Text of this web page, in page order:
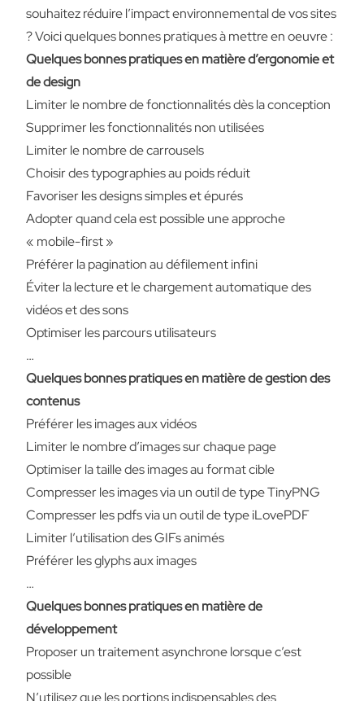
souhaitez réduire l’impact environnemental de vos sites
? Voici quelques bonnes pratiques à mettre en oeuvre :
Quelques bonnes pratiques en matière d’ergonomie et
de design
Limiter le nombre de fonctionnalités dès la conception
Supprimer les fonctionnalités non utilisées
Limiter le nombre de carrousels
Choisir des typographies au poids réduit
Favoriser les designs simples et épurés
Adopter quand cela est possible une approche
« mobile-first »
Préférer la pagination au défilement infini
Éviter la lecture et le chargement automatique des
vidéos et des sons
Optimiser les parcours utilisateurs
…
Quelques bonnes pratiques en matière de gestion des
contenus
Préférer les images aux vidéos
Limiter le nombre d’images sur chaque page
Optimiser la taille des images au format cible
Compresser les images via un outil de typeTinyPNG
Compresser les pdfs via un outil de typeiLovePDF
Limiter l’utilisation des GIFs animés
Préférer les glyphs aux images
…
Quelques bonnes pratiques en matière de
développement
Proposer un traitement asynchrone lorsque c’est
possible
N’utilisez que les portions indispensables des